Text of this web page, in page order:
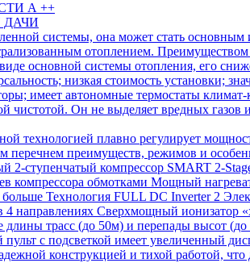
А ++
системы, она может стать
отоплением.
основной системы отопления, его
низкая стоимость установки;
имеет автономные термостаты
чистотой. Он не выделяет вредных
технологией плавно регулирует
преимуществ, режимов и
2-ступенчатый компрессор SMART 2-
компрессора обмотками Мощный
Технология FULL DC Inverter 2
направлениях Сверхмощный ионизатор
длины трасс (до 50м) и перепады высот
с подсветкой имеет увеличенный
конструкцией и тихой работой,